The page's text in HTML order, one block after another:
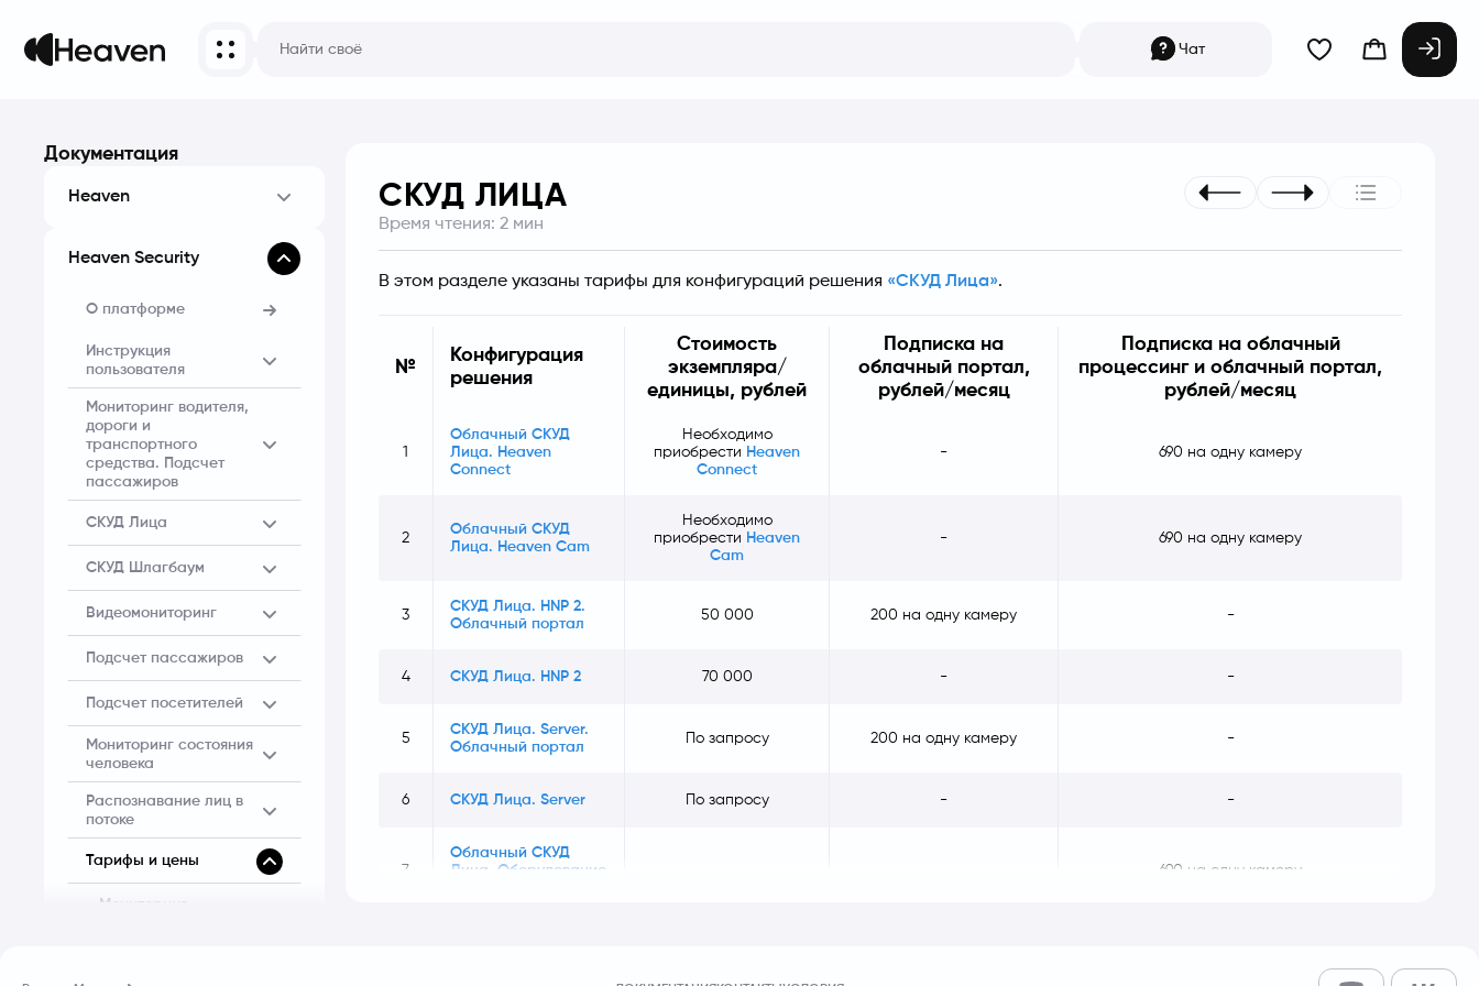
Чат
Документация
Heaven
Heaven Security
О платформе
Инструкция
пользователя
Мониторинг водителя,
дороги и
транспортного
средства. Подсчет
пассажиров
СКУД Лица
СКУД Шлагбаум
Видеомониторинг
Подсчет пассажиров
Подсчет посетителей
Мониторинг состояния
человека
Распознавание лиц в
потоке
Тарифы и цены
Мониторинг
СКУД ЛИЦА
Время чтения: 2 мин
В этом разделе указаны тарифы для конфигураций решения «СКУД Лица».
№
Конфигурация
решения
Стоимость
экземпляра/
единицы, рублей
Подписка на
облачный портал,
рублей/месяц
Подписка на облачный
процессинг и облачный портал,
рублей/месяц
1
Облачный СКУД
Лица. Heaven
Connect
Необходимо
приобрести Heaven
Connect
- 690 на одну камеру
2
Облачный СКУД
Лица. Heaven Cam
Необходимо
приобрести Heaven
Cam
- 690 на одну камеру
3
СКУД Лица. HNP 2.
Облачный портал
50 000 200 на одну камеру -
4 СКУД Лица. HNP 2 70 000 - -
5
СКУД Лица. Server.
Облачный портал
По запросу 200 на одну камеру -
6 СКУД Лица. Server По запросу - -
7
Облачный СКУД
Лица. Оборудование
690 на одну камеру